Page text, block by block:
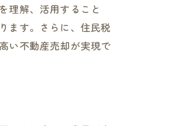
理解、活用すること
ます。さらに、住民税
い不動産売却が実現で